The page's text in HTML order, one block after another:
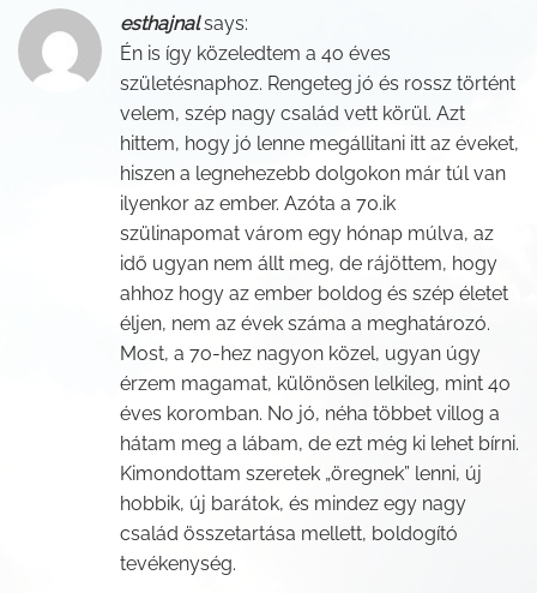
esthajnal says:
Én is így közeledtem a 4o éves
születésnaphoz. Rengeteg jó és rossz történt
velem, szép nagy család vett körül. Azt
hittem, hogy jó lenne megállitani itt az éveket,
hiszen a legnehezebb dolgokon már túl van
ilyenkor az ember. Azóta a 70.ik
szülinapomat várom egy hónap múlva, az
idő ugyan nem állt meg, de rájöttem, hogy
ahhoz hogy az ember boldog és szép életet
éljen, nem az évek száma a meghatározó.
Most, a 7o-hez nagyon közel, ugyan úgy
érzem magamat, különösen lelkileg, mint 4o
éves koromban. No jó, néha többet villog a
hátam meg a lábam, de ezt még ki lehet bírni.
Kimondottam szeretek „öregnek” lenni, új
hobbik, új barátok, és mindez egy nagy
család összetartása mellett, boldogító
tevékenység.